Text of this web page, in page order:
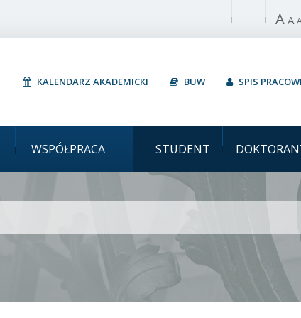
Włącz A A
KALENDARZ AKADEMICKI BUW SPIS
WSPÓŁPRACA STUDENT
Uniwersytet